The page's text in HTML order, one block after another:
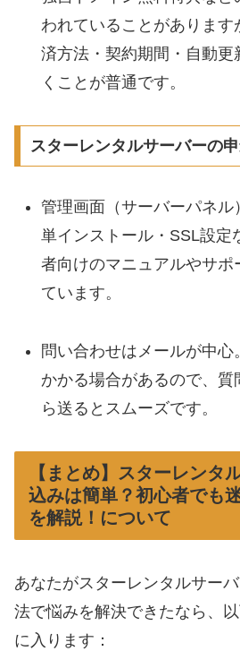
われていることがありま
済方法・契約期間・自動更
くことが普通です。
スターレンタルサーバーの
管理画面（サーバーパネル
単インストール・SSL設定
者向けのマニュアルやサポ
ています。
問い合わせはメールが中
かかる場合があるので、
ら送るとスムーズです。
【まとめ】スターレンタ
込みは簡単？初心者でも
を解説！について
あなたがスターレンタルサー
法で悩みを解決できたなら、
に入ります：